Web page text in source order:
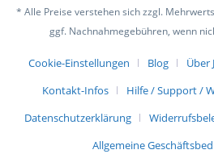
* Alle Preise verstehen sich zzgl.
ggf. Nachnahmegebühren, wenn
Cookie-Einstellungen Blog Über
Kontakt-Infos
Hilfe / Support /
Datenschutzerklärung
Allgemeine